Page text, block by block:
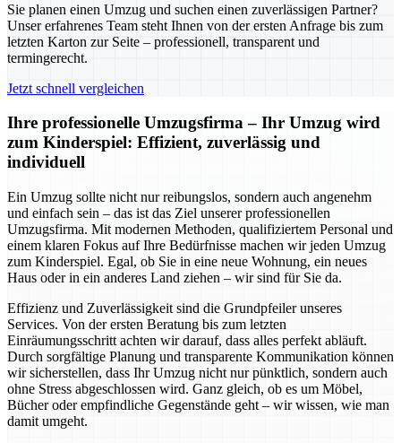
Sie planen einen Umzug und suchen einen zuverlässigen Partner?
Unser erfahrenes Team steht Ihnen von der ersten Anfrage bis zum
letzten Karton zur Seite – professionell, transparent und
termingerecht.
Jetzt schnell vergleichen
Ihre professionelle Umzugsfirma – Ihr Umzug wird
zum Kinderspiel: Effizient, zuverlässig und
individuell
Ein Umzug sollte nicht nur reibungslos, sondern auch angenehm
und einfach sein – das ist das Ziel unserer professionellen
Umzugsfirma. Mit modernen Methoden, qualifiziertem Personal und
einem klaren Fokus auf Ihre Bedürfnisse machen wir jeden Umzug
zum Kinderspiel. Egal, ob Sie in eine neue Wohnung, ein neues
Haus oder in ein anderes Land ziehen – wir sind für Sie da.
Effizienz und Zuverlässigkeit sind die Grundpfeiler unseres
Services. Von der ersten Beratung bis zum letzten
Einräumungsschritt achten wir darauf, dass alles perfekt abläuft.
Durch sorgfältige Planung und transparente Kommunikation können
wir sicherstellen, dass Ihr Umzug nicht nur pünktlich, sondern auch
ohne Stress abgeschlossen wird. Ganz gleich, ob es um Möbel,
Bücher oder empfindliche Gegenstände geht – wir wissen, wie man
damit umgeht.